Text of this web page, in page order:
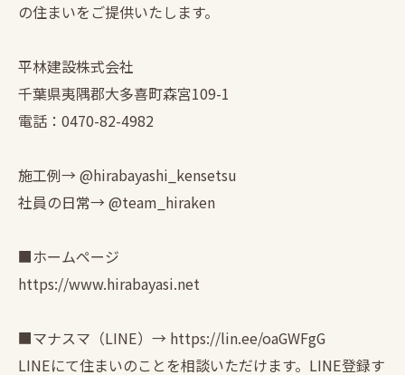
の住まいをご提供いたします。
平林建設株式会社
千葉県夷隅郡大多喜町森宮109-1
電話：0470-82-4982
施工例→ @hirabayashi_kensetsu
社員の日常→ @team_hiraken
■ホームページ
https://www.hirabayasi.net
■マナスマ（LINE）→ https://lin.ee/oaGWFgG
LINEにて住まいのことを相談いただけます。LINE登録す